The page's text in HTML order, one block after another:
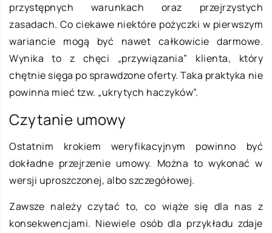
przystępnych warunkach oraz przejrzystych
zasadach. Co ciekawe niektóre pożyczki w pierwszym
wariancie mogą być nawet całkowicie darmowe.
Wynika to z chęci „przywiązania” klienta, który
chętnie sięga po sprawdzone oferty. Taka praktyka nie
powinna mieć tzw. „ukrytych haczyków”.
Czytanie umowy
Ostatnim krokiem weryfikacyjnym powinno być
dokładne przejrzenie umowy. Można to wykonać w
wersji uproszczonej, albo szczegółowej.
Zawsze należy czytać to, co wiąże się dla nas z
konsekwencjami. Niewiele osób dla przykładu zdaje